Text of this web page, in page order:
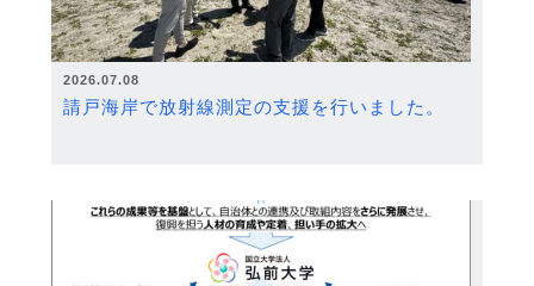
2026.07.08
請戸海岸で放射線測定の支援を行いました。